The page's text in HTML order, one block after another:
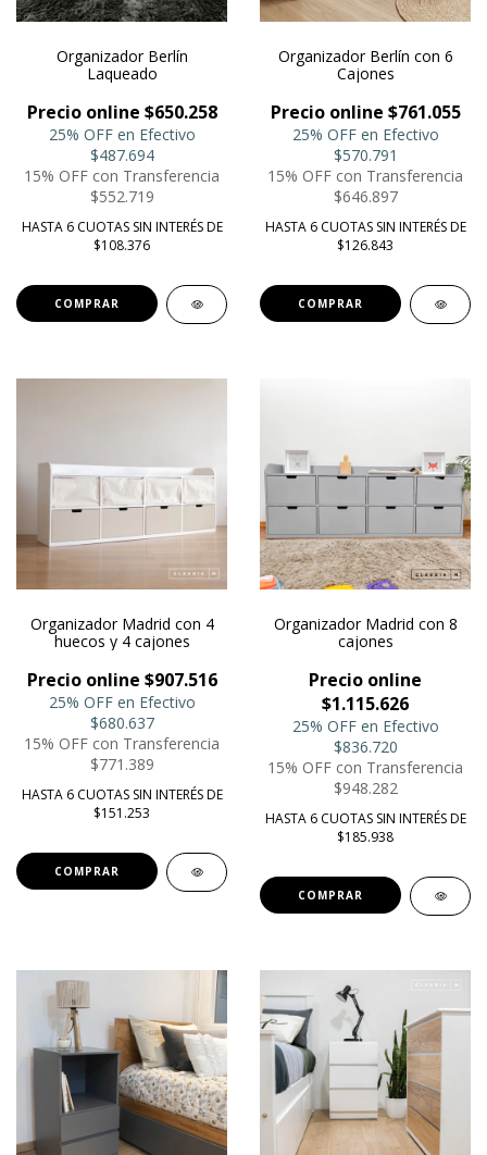
Organizador Berlín
Laqueado
Precio online $650.258
25% OFF en Efectivo
$487.694
15% OFF con Transferencia
$552.719
HASTA 6 CUOTAS SIN INTERÉS DE
$108.376
COMPRAR
Organizador Berlín con 6
Cajones
Precio online $761.055
25% OFF en Efectivo
$570.791
15% OFF con Transferencia
$646.897
HASTA 6 CUOTAS SIN INTERÉS DE
$126.843
COMPRAR
Organizador Madrid con 4
huecos y 4 cajones
Precio online $907.516
25% OFF en Efectivo
$680.637
15% OFF con Transferencia
$771.389
HASTA 6 CUOTAS SIN INTERÉS DE
$151.253
COMPRAR
Organizador Madrid con 8
cajones
Precio online
$1.115.626
25% OFF en Efectivo
$836.720
15% OFF con Transferencia
$948.282
HASTA 6 CUOTAS SIN INTERÉS DE
$185.938
COMPRAR